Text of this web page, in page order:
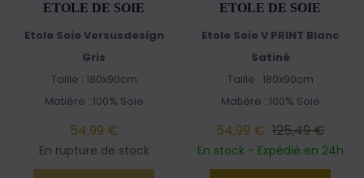
ETOLE DE SOIE
Etole Soie Versusdesign
Gris
Taille : 180x90cm
Matière : 100% Soie
54,99 €
En rupture de stock
ETOLE DE SOIE
Etole Soie V PRINT Blanc
Satiné
Taille : 180x90cm
Matière : 100% Soie
54,99 € 125,49 €
En stock - Expédié en 24h